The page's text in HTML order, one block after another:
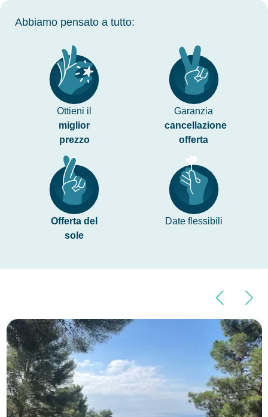
Abbiamo pensato a tutto:
Ottieni il
miglior
prezzo
Garanzia
cancellazione
offerta
Offerta del
sole
Date flessibili